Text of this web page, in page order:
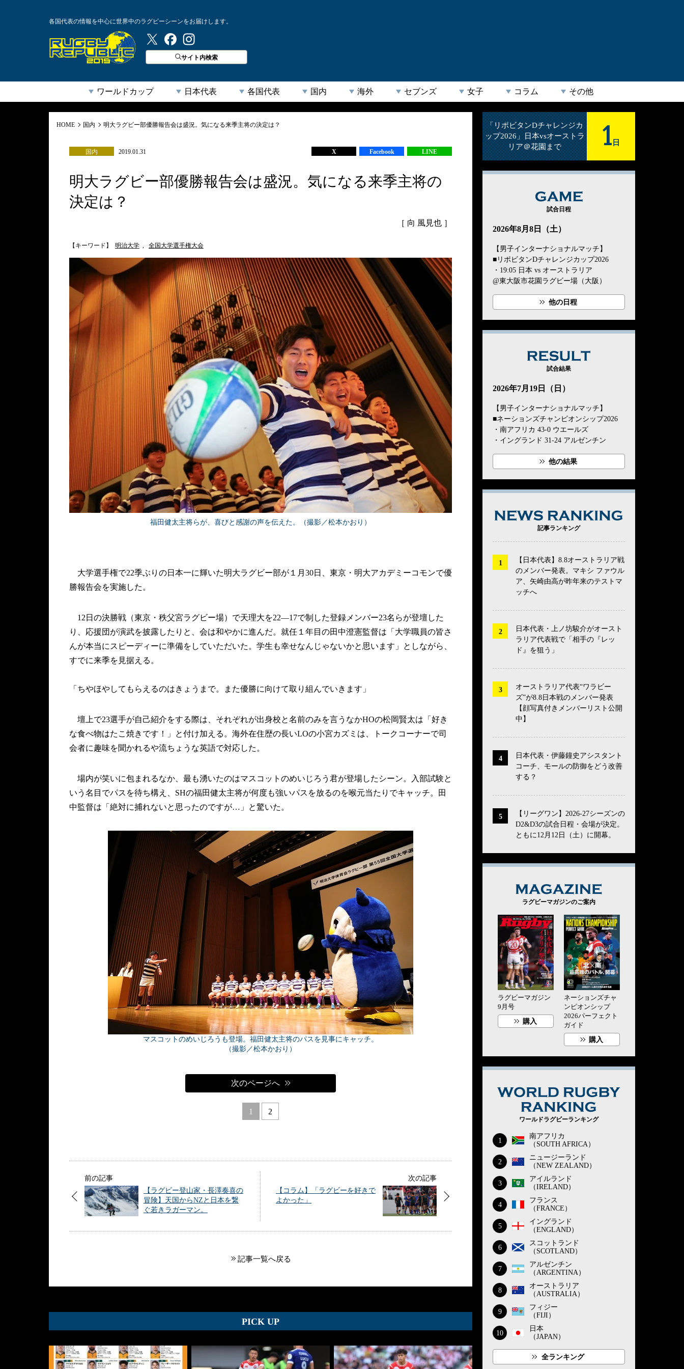
各国代表の情報を中心に世界中のラグビーシーンをお届けします。
ラグビーリパブリック
サイト内検索
ワールドカップ 日本代表 各国代表 国内 海外 セブンズ 女子 コラム その他
HOME 国内 明大ラグビー部優勝報告会は盛況。気になる来季主将の決定は？
国内 2019.01.31 X Facebook LINE
明大ラグビー部優勝報告会は盛況。気になる来季主将の
決定は？
［ 向 風見也 ］
【キーワード】 明治大学 , 全国大学選手権大会
福田健太主将らが、喜びと感謝の声を伝えた。（撮影／松本かおり）
大学選手権で22季ぶりの日本一に輝いた明大ラグビー部が１月30日、東京・明大アカデミーコモンで優
勝報告会を実施した。
12日の決勝戦（東京・秩父宮ラグビー場）で天理大を22―17で制した登録メンバー23名らが登壇した
り、応援団が演武を披露したりと、会は和やかに進んだ。就任１年目の田中澄憲監督は「大学職員の皆さ
んが本当にスピーディーに準備をしていただいた。学生も幸せなんじゃないかと思います」としながら、
すでに来季を見据える。
「ちやほやしてもらえるのはきょうまで。また優勝に向けて取り組んでいきます」
壇上で23選手が自己紹介をする際は、それぞれが出身校と名前のみを言うなかHOの松岡賢太は「好き
な食べ物はたこ焼きです！」と付け加える。海外在住歴の長いLOの小宮カズミは、トークコーナーで司
会者に趣味を聞かれるや流ちょうな英語で対応した。
場内が笑いに包まれるなか、最も湧いたのはマスコットのめいじろう君が登場したシーン。入部試験と
いう名目でパスを待ち構え、SHの福田健太主将が何度も強いパスを放るのを喉元当たりでキャッチ。田
中監督は「絶対に捕れないと思ったのですが…」と驚いた。
マスコットのめいじろうも登場。福田健太主将のパスを見事にキャッチ。
（撮影／松本かおり）
次のページへ
1 2
前の記事
【ラグビー登山家・長澤奏喜の
冒険】天国からNZと日本を繋
ぐ若きラガーマン。
次の記事
【コラム】「ラグビーを好きで
よかった」
記事一覧へ戻る
PICK UP
「リポビタンDチャレンジカ
ップ2026」日本vsオーストラ
リア＠花園まで
1 日
GAME
試合日程
2026年8月8日（土）
【男子インターナショナルマッチ】
■リポビタンDチャレンジカップ2026
・19:05 日本 vs オーストラリア
@東大阪市花園ラグビー場（大阪）
他の日程
試合結果
2026年7月19日（日）
【男子インターナショナルマッチ】
■ネーションズチャンピオンシップ2026
・南アフリカ 43-0 ウエールズ
・イングランド 31-24 アルゼンチン
他の結果
記事ランキング
【日本代表】8.8オーストラリア戦
のメンバー発表。マキシ ファウル
ア、矢崎由高が昨年来のテストマ
ッチへ
日本代表・上ノ坊駿介がオースト
ラリア代表戦で「相手の『レッ
ド』を狙う」
オーストラリア代表“ワラビー
ズ”が8.8日本戦のメンバー発表
【顔写真付きメンバーリスト公開
中】
日本代表・伊藤鐘史アシスタント
コーチ、モールの防御をどう改善
する？
【リーグワン】2026-27シーズンの
D2&D3の試合日程・会場が決定。
ともに12月12日（土）に開幕。
ラグビーマガジンのご案内
ラグビーマガジン
9月号
購入
ネーションズチャ
ンピオンシップ
2026パーフェクト
ガイド
購入
ワールドラグビーランキング
1
南アフリカ
（SOUTH AFRICA）
2
ニュージーランド
（NEW ZEALAND）
3
アイルランド
（IRELAND）
4
フランス
（FRANCE）
5
イングランド
（ENGLAND）
6
スコットランド
（SCOTLAND）
7
アルゼンチン
（ARGENTINA）
8
オーストラリア
（AUSTRALIA）
9
フィジー
（FIJI）
10
日本
（JAPAN）
全ランキング